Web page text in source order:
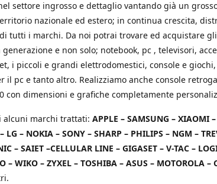
settore ingrosso e dettaglio vantando già un
nazionale ed estero; in continua crescita,
tutti i marchi. Da noi potrai trovare ed acquistare gli
e non solo; notebook, pc , televisori,
i piccoli e grandi elettrodomestici, console e
il pc e tanto altro. Realizziamo anche console
con dimensioni e grafiche completamente
alcuni marchi trattati: APPLE – SAMSUNG – XIAOMI
LG – NOKIA – SONY – SHARP – PHILIPS – NGM –
– SAIET –CELLULAR LINE – GIGASET – V-TAC –
– WIKO – ZYXEL – TOSHIBA – ASUS – MOTOROLA –